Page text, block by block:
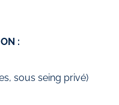
:
sous seing privé)